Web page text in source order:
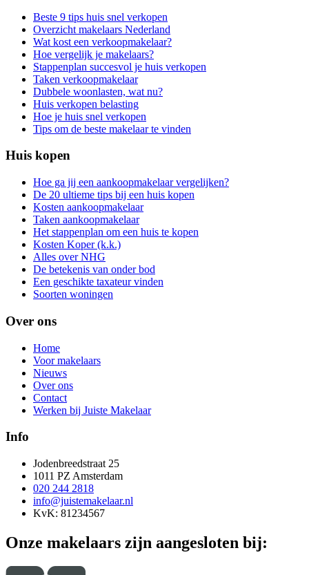
Beste 9 tips huis snel verkopen
Overzicht makelaars Nederland
Wat kost een verkoopmakelaar?
Hoe vergelijk je makelaars?
Stappenplan succesvol je huis verkopen
Taken verkoopmakelaar
Dubbele woonlasten, wat nu?
Huis verkopen belasting
Hoe je huis snel verkopen
Tips om de beste makelaar te vinden
Huis kopen
Hoe ga jij een aankoopmakelaar vergelijken?
De 20 ultieme tips bij een huis kopen
Kosten aankoopmakelaar
Taken aankoopmakelaar
Het stappenplan om een huis te kopen
Kosten Koper (k.k.)
Alles over NHG
De betekenis van onder bod
Een geschikte taxateur vinden
Soorten woningen
Over ons
Home
Voor makelaars
Nieuws
Over ons
Contact
Werken bij Juiste Makelaar
Info
Jodenbreedstraat 25
1011 PZ Amsterdam
020 244 2818
info@juistemakelaar.nl
KvK: 81234567
Onze makelaars zijn aangesloten bij: